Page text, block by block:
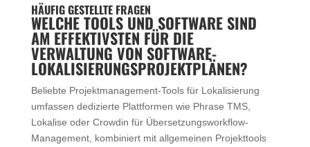
HÄUFIG GESTELLTE FRAGEN
WELCHE TOOLS UND SOFTWARE SIND
AM EFFEKTIVSTEN FÜR DIE
VERWALTUNG VON SOFTWARE-
LOKALISIERUNGSPROJEKTPLÄNEN?
Beliebte Projektmanagement-Tools für Lokalisierung
umfassen dedizierte Plattformen wie Phrase TMS,
Lokalise oder Crowdin für Übersetzungsworkflow-
Management, kombiniert mit allgemeinen Projekttools